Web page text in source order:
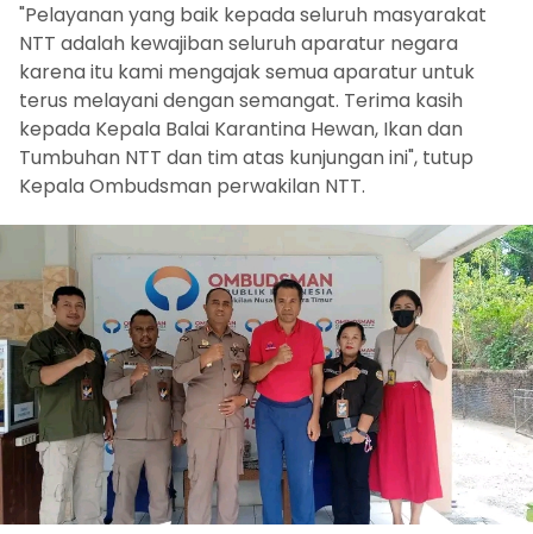
"Pelayanan yang baik kepada seluruh masyarakat
NTT adalah kewajiban seluruh aparatur negara
karena itu kami mengajak semua aparatur untuk
terus melayani dengan semangat. Terima kasih
kepada Kepala Balai Karantina Hewan, Ikan dan
Tumbuhan NTT dan tim atas kunjungan ini", tutup
Kepala Ombudsman perwakilan NTT.